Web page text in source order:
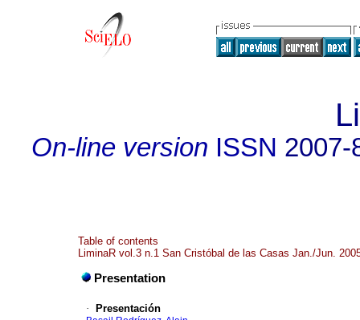
On-line version ISSN 2007-
Table of contents
LiminaR vol.3 n.1 San Cristóbal de las Casas Jan./Jun.
Presentation
· Presentación